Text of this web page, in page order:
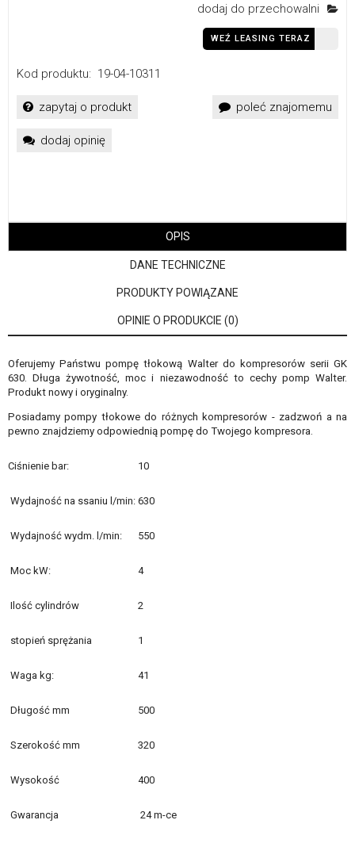
dodaj do przechowalni
WEŹ LEASING TERAZ
Kod produktu: 19-04-10311
zapytaj o produkt poleć znajomemu
dodaj opinię
OPIS
DANE TECHNICZNE
PRODUKTY POWIĄZANE
OPINIE O PRODUKCIE (0)
Oferujemy Państwu pompę tłokową Walter do kompresorów serii GK
630. Długa żywotność, moc i niezawodność to cechy pomp Walter.
Produkt nowy i oryginalny.
Posiadamy pompy tłokowe do różnych kompresorów - zadzwoń a na
pewno znajdziemy odpowiednią pompę do Twojego kompresora.
Ciśnienie bar: 10
Wydajność na ssaniu l/min: 630
Wydajność wydm. l/min: 550
Moc kW: 4
Ilość cylindrów 2
stopień sprężania 1
Waga kg: 41
Długość mm 500
Szerokość mm 320
Wysokość 400
Gwarancja 24 m-ce